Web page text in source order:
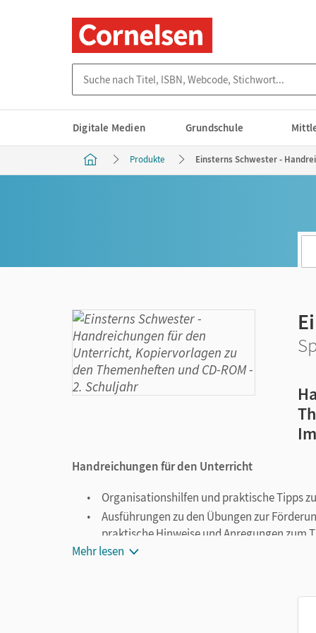
Digitale Medien Grundschule
Produkte Einsterns Schwester -
Handreichungen für den Unterricht
Organisationshilfen und praktische Tipps
Ausführungen zu den Übungen zur
praktische Hinweise und Anregungen zum
Beobachtungsbögen und Bausteine für
Mehr lesen